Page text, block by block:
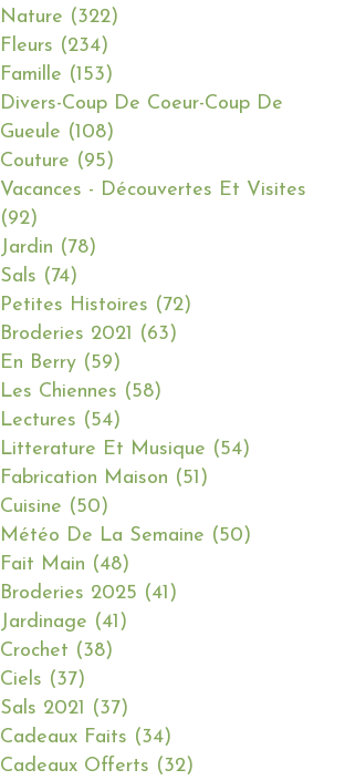
Nature (322)
Fleurs (234)
Famille (153)
Divers-Coup De Coeur-Coup De
Gueule (108)
Couture (95)
Vacances - Découvertes Et Visites
(92)
Jardin (78)
Sals (74)
Petites Histoires (72)
Broderies 2021
(63)
En Berry (59)
Les Chiennes (58)
Lectures (54)
Litterature Et Musique (54)
Fabrication Maison (51)
Cuisine (50)
Météo De La Semaine (50)
Fait Main (48)
Broderies 2025 (41)
Jardinage (41)
Crochet (38)
Ciels (37)
Sals 2021
(37)
Cadeaux Faits (34)
Cadeaux Offerts (32)